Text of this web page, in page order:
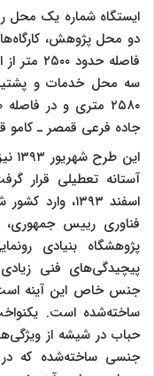
فاصله
سه محل خدمات و
جاده فرعی قمصر ـ کامو
آستانه تعطیلی قرار
اسفند ۱۳۹۳،
فناوری رییس
پژوهشگاه بنیادی
پیچیدگی‌های فنی
جنس خاص این آینه
ساخته‌شده است.
حباب در شیشه از
جنسی ساخته‌شده که در